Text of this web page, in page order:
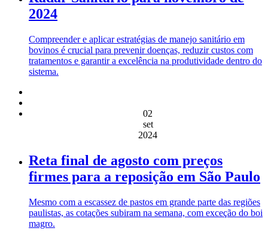
2024
Compreender e aplicar estratégias de manejo sanitário em
bovinos é crucial para prevenir doenças, reduzir custos com
tratamentos e garantir a excelência na produtividade dentro do
sistema.
02
set
2024
Reta final de agosto com preços
firmes para a reposição em São Paulo
Mesmo com a escassez de pastos em grande parte das regiões
paulistas, as cotações subiram na semana, com exceção do boi
magro.